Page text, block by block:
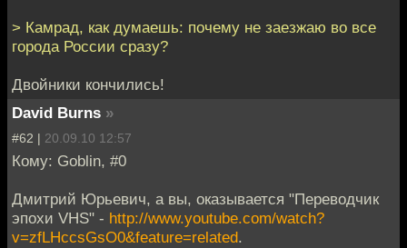
> Камрад, как думаешь: почему не заезжаю во все
города России сразу?
Двойники кончились!
David Burns »
#62 | 20.09.10 12:57
Кому: Goblin, #0
Дмитрий Юрьевич, а вы, оказывается "Переводчик
эпохи VHS" - http://www.youtube.com/watch?
v=zfLHccsGsO0&feature=related.